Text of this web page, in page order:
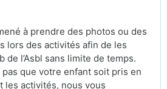
à prendre des photos ou des
lors des activités afin de les
de l’Asbl sans limite de temps.
que votre enfant soit pris en
les activités, nous vous